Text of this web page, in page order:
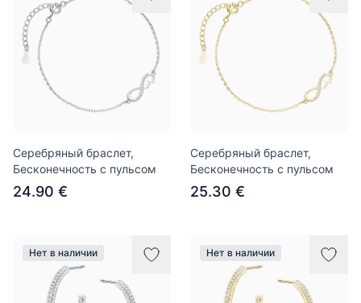
Серебряный браслет,
Бесконечность с пульсом
24.90 €
Серебряный браслет,
Бесконечность с пульсом
25.30 €
Нет в наличии Нет в наличии